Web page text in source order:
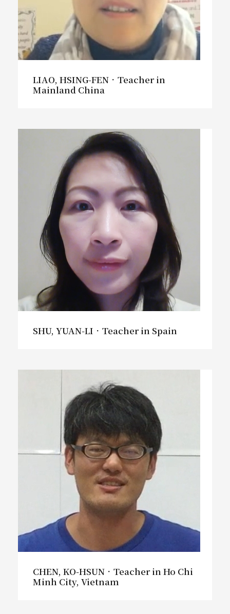
LIAO, HSING-FEN．Teacher in
Mainland China
SHU, YUAN-LI．Teacher in Spain
CHEN, KO-HSUN．Teacher in Ho Chi
Minh City, Vietnam